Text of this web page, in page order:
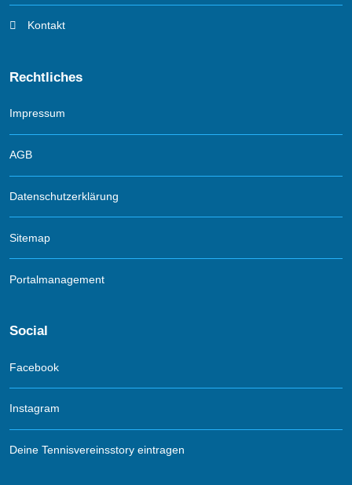
Kontakt
Rechtliches
Impressum
AGB
Datenschutzerklärung
Sitemap
Portalmanagement
Social
Facebook
Instagram
Deine Tennisvereinsstory eintragen